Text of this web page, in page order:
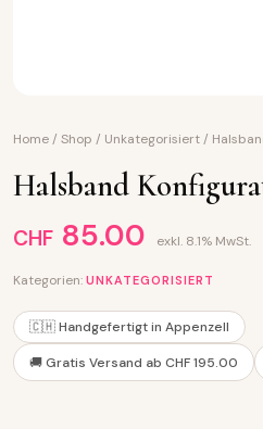
Home / Shop / Unkategorisiert /
Halsband
CHF 85.00 exkl. 8.1% MwSt.
Kategorien: UNKATEGORISIERT
🇨🇭 Handgefertigt in Appenzell
🚚 Gratis Versand ab CHF 195.00